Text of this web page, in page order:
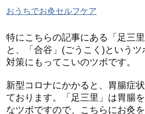
おうちでお灸セルフケア
特にこちらの記事にある「足三
と、「合谷」(ごうこく)という
対策にもってこいのツボです。
新型コロナにかかると、胃腸症
ております。「足三里」は胃腸
なツボですので、こちらにお灸